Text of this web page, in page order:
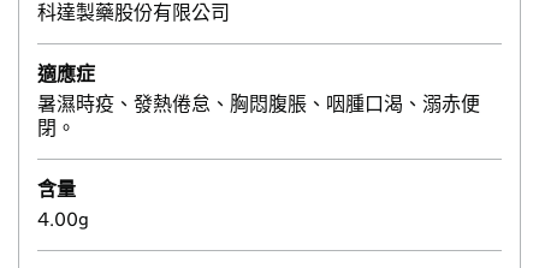
科達製藥股份有限公司
適應症
暑濕時疫、發熱倦怠、胸悶腹脹、咽腫口渴、溺赤便
閉。
含量
4.00g